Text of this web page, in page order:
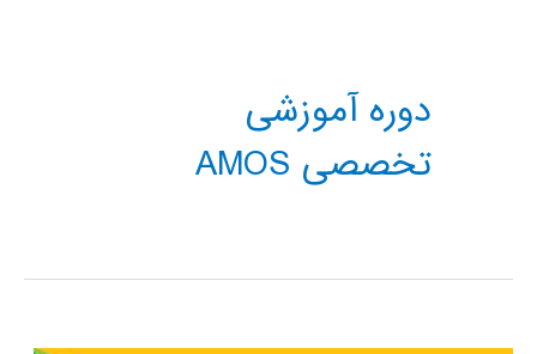
دوره آموزشی
تخصصی AMOS